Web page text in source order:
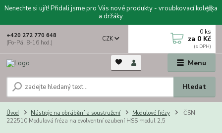
Nenechte si ujít! Přidali jsme pro Vás nové produkty - vroubkovací kolečka
a držáky.
Menu
CZK
Hledat
+420 272 770 648
(Po-Pá, 8-16 hod.)
0 ks
za 0 Kč
Úvod Nástroje na obrábění a soustružení Modulové frézy
ČSN
222510 Modulová fréza na evolventní ozubení HSS modul 2,5